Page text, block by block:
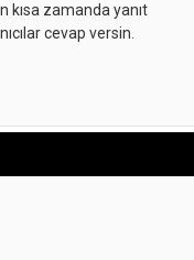
kısa zamanda yanıt
cevap versin.